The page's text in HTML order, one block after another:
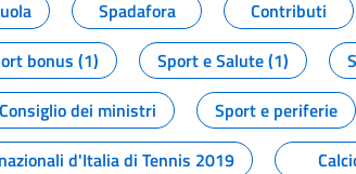
Spadafora Contributi
bonus (1) Sport e Salute (1)
Consiglio dei ministri Sport e periferie
d'Italia di Tennis 2019